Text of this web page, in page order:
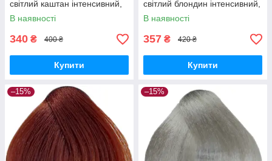
світлий каштан інтенсивний,
100 мл
В наявності
340 ₴ 400 ₴
Купити
світлий блондин інтенсивний,
100 мл
В наявності
357 ₴ 420 ₴
Купити
–15% –15%